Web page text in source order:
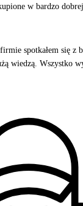
w bardzo
spotkałem się z
wiedzą. Wszystko